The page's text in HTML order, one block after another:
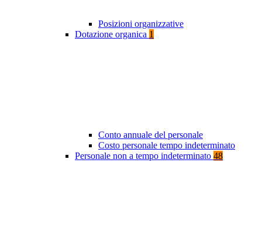
Posizioni organizzative
Dotazione organica 1
Conto annuale del personale
Costo personale tempo indeterminato
Personale non a tempo indeterminato 48